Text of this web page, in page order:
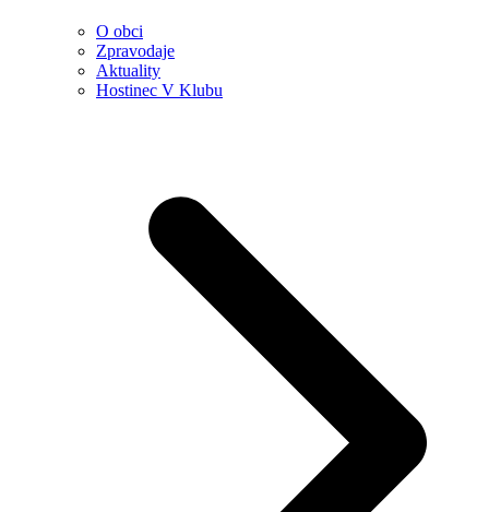
O obci
Zpravodaje
Aktuality
Hostinec V Klubu